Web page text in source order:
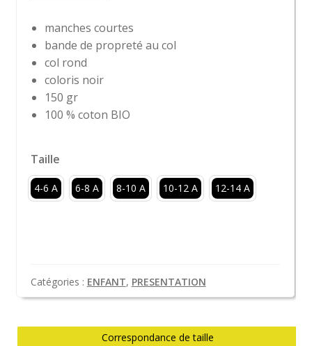
manches courtes
bande de propreté au col
col rond
coloris noir
150 gr
100 % coton BIO
Taille
4-6 A 6-8 A 8-10 A 10-12 A 12-14 A
Catégories : ENFANT, PRESENTATION
Correspondance de taille